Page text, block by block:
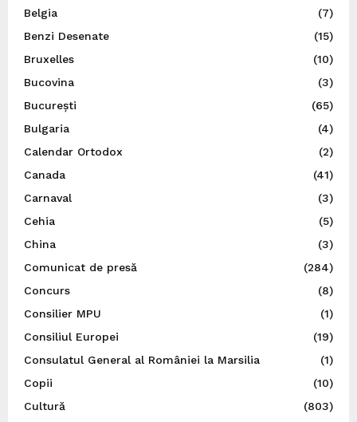
Belgia
(7)
Benzi Desenate
(15)
Bruxelles
(10)
Bucovina
(3)
București
(65)
Bulgaria
(4)
Calendar Ortodox
(2)
Canada
(41)
Carnaval
(3)
Cehia
(5)
China
(3)
Comunicat de presă
(284)
Concurs
(8)
Consilier MPU
(1)
Consiliul Europei
(19)
Consulatul General al României la Marsilia
(1)
Copii
(10)
Cultură
(803)